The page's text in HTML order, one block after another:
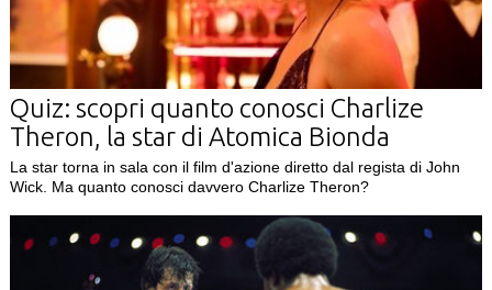
Quiz: scopri quanto conosci Charlize
Theron, la star di Atomica Bionda
La star torna in sala con il film d'azione diretto dal regista di John
Wick. Ma quanto conosci davvero Charlize Theron?